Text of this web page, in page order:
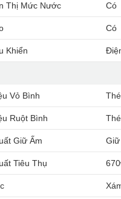
Thị Mức Nước Có
Có
Khiển
Vỏ Bình
Ruột Bình
Giữ Ấm Giữ
Tiêu Thụ